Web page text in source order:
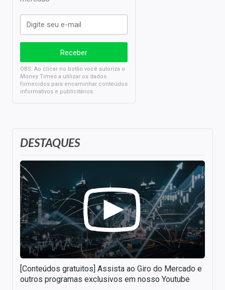
DESTAQUES
[Conteúdos gratuitos] Assista ao Giro do Mercado e
outros programas exclusivos em nosso Youtube
OBS: Ao clicar no botão você autoriza o
Money Times a utilizar os dados
fornecidos para encaminhar conteúdos
informativos e publicitários.